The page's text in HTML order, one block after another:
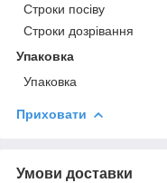
Строки посіву
Строки дозрівання
Упаковка
Упаковка
Приховати
Умови доставки